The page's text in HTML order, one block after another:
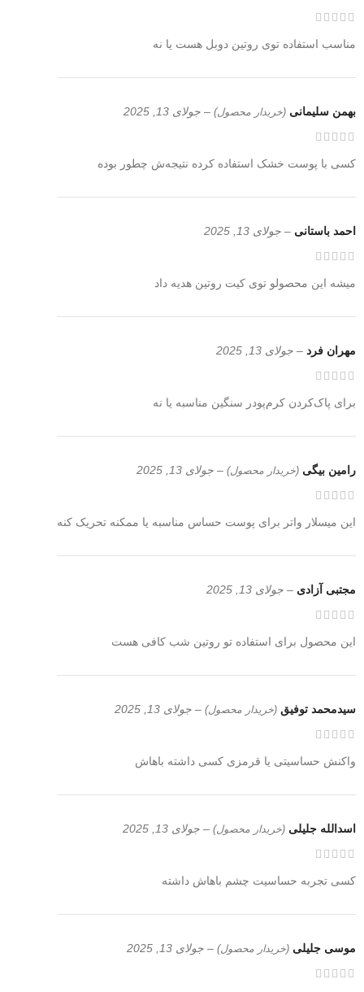
مناسب استفاده توی روتین دوبل هست یا نه
بهمن سلیمانی (خریدار محصول) – جولای 13, 2025
کسی با پوست خشک استفاده کرده نتیجه‌ش چطور بوده
احمد باستانی – جولای 13, 2025
میشه این محصولو توی کیت روتین هدیه داد
مهران فرد – جولای 13, 2025
برای پاک‌کردن کرم‌پودر سنگین مناسبه یا نه
رامین بیگی (خریدار محصول) – جولای 13, 2025
این میسلار واتر برای پوست حساس مناسبه یا ممکنه تحریک کنه
مجتبی آزادی – جولای 13, 2025
این محصول برای استفاده تو روتین شب کافی هست
سیدمحمد توفیق (خریدار محصول) – جولای 13, 2025
واکنش حساسیتی یا قرمزی کسی داشته باهاش
اسدالله جلیلی (خریدار محصول) – جولای 13, 2025
کسی تجربه حساسیت چشم باهاش داشته
موسی جلیلی (خریدار محصول) – جولای 13, 2025